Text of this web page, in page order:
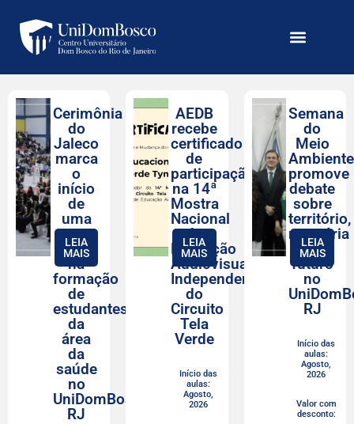
Cerimônia
do
Jaleco
marca
o
início
de
uma
nova
etapa
na
formação
de
estudantes
da
área
da
saúde
no
UniDomBosco-
RJ
LEIA
MAIS
AEDB
recebe
certificado
de
participação
na 14ª
Mostra
Nacional
de
Produção
Audiovisual
Independente
do
Circuito
Tela
Verde
Início das
aulas:
Agosto,
2026
LEIA
MAIS
Semana
do
Meio
Ambiente
promove
debate
sobre
território,
memória
e
futuro
no
RJ
Início das
aulas:
Agosto,
2026
Valor com
desconto:
LEIA
MAIS